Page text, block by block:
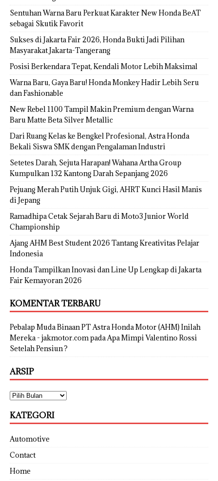
Sentuhan Warna Baru Perkuat Karakter New Honda BeAT
sebagai Skutik Favorit
Sukses di Jakarta Fair 2026, Honda Bukti Jadi Pilihan
Masyarakat Jakarta-Tangerang
Posisi Berkendara Tepat, Kendali Motor Lebih Maksimal
Warna Baru, Gaya Baru! Honda Monkey Hadir Lebih Seru
dan Fashionable
New Rebel 1100 Tampil Makin Premium dengan Warna
Baru Matte Beta Silver Metallic
Dari Ruang Kelas ke Bengkel Profesional, Astra Honda
Bekali Siswa SMK dengan Pengalaman Industri
Setetes Darah, Sejuta Harapan! Wahana Artha Group
Kumpulkan 132 Kantong Darah Sepanjang 2026
Pejuang Merah Putih Unjuk Gigi, AHRT Kunci Hasil Manis
di Jepang
Ramadhipa Cetak Sejarah Baru di Moto3 Junior World
Championship
Ajang AHM Best Student 2026 Tantang Kreativitas Pelajar
Indonesia
Honda Tampilkan Inovasi dan Line Up Lengkap di Jakarta
Fair Kemayoran 2026
KOMENTAR TERBARU
Pebalap Muda Binaan PT Astra Honda Motor (AHM) Inilah
Mereka - jakmotor.compadaApa Mimpi Valentino Rossi
Setelah Pensiun ?
ARSIP
KATEGORI
Automotive
Contact
Home